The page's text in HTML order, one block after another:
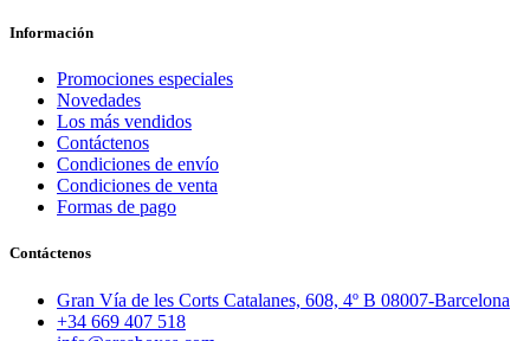
Información
Promociones especiales
Novedades
Los más vendidos
Contáctenos
Condiciones de envío
Condiciones de venta
Formas de pago
Contáctenos
Gran Vía de les Corts Catalanes, 608, 4º B 08007-Barcelona
+34 669 407 518